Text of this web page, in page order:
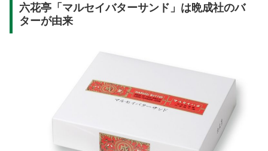
六花亭「マルセイバターサンド」は晩成社のバ
ターが由来